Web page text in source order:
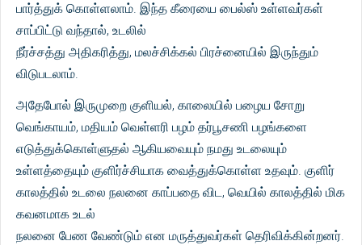
பார்த்துக் கொள்ளலாம். இந்த கீரையை பைல்ஸ் உள்ளவர்கள்
சாப்பிட்டு வந்தால், உடலில்
நீர்ச்சத்து அதிகரித்து, மலச்சிக்கல் பிரச்னையில் இருந்தும்
விடுபடலாம்.
அதேபோல் இருமுறை குளியல், காலையில் பழைய சோறு
வெங்காயம், மதியம் வெள்ளரி பழம் தர்பூசணி பழங்களை
எடுத்துக்கொள்ளுதல் ஆகியவையும் நமது உடலையும்
உள்ளத்தையும் குளிர்ச்சியாக வைத்துக்கொள்ள உதவும். குளிர்
காலத்தில் உடலை நலனை காப்பதை விட, வெயில் காலத்தில் மிக
கவனமாக உடல்
நலனை பேண வேண்டும் என மருத்துவர்கள் தெரிவிக்கின்றனர்.